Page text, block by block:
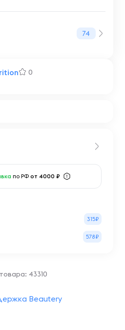
0
74
по РФ от 4000 ₽
315₽
578₽
43310
Beautery